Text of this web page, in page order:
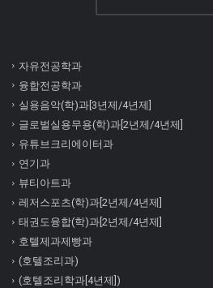
자유전공학과
융합전공학과
실용음악(학)과[3년제/4년제]
글로벌실용무용(학)과[2년제/4년제]
유튜브크리에이터과
연기과
뷰티아트과
레저스포츠(학)과[2년제/4년제]
태권도융합(학)과[2년제/4년제]
호텔제과제빵과
(호텔조리과)
(호텔조리학과[4년제])